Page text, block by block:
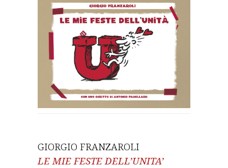
GIORGIO FRANZAROLI
LE MIE FESTE DELL’UNITA’